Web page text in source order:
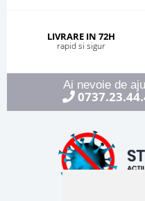
LIVRARE IN 72H
rapid si sigur
Ai nevoie de